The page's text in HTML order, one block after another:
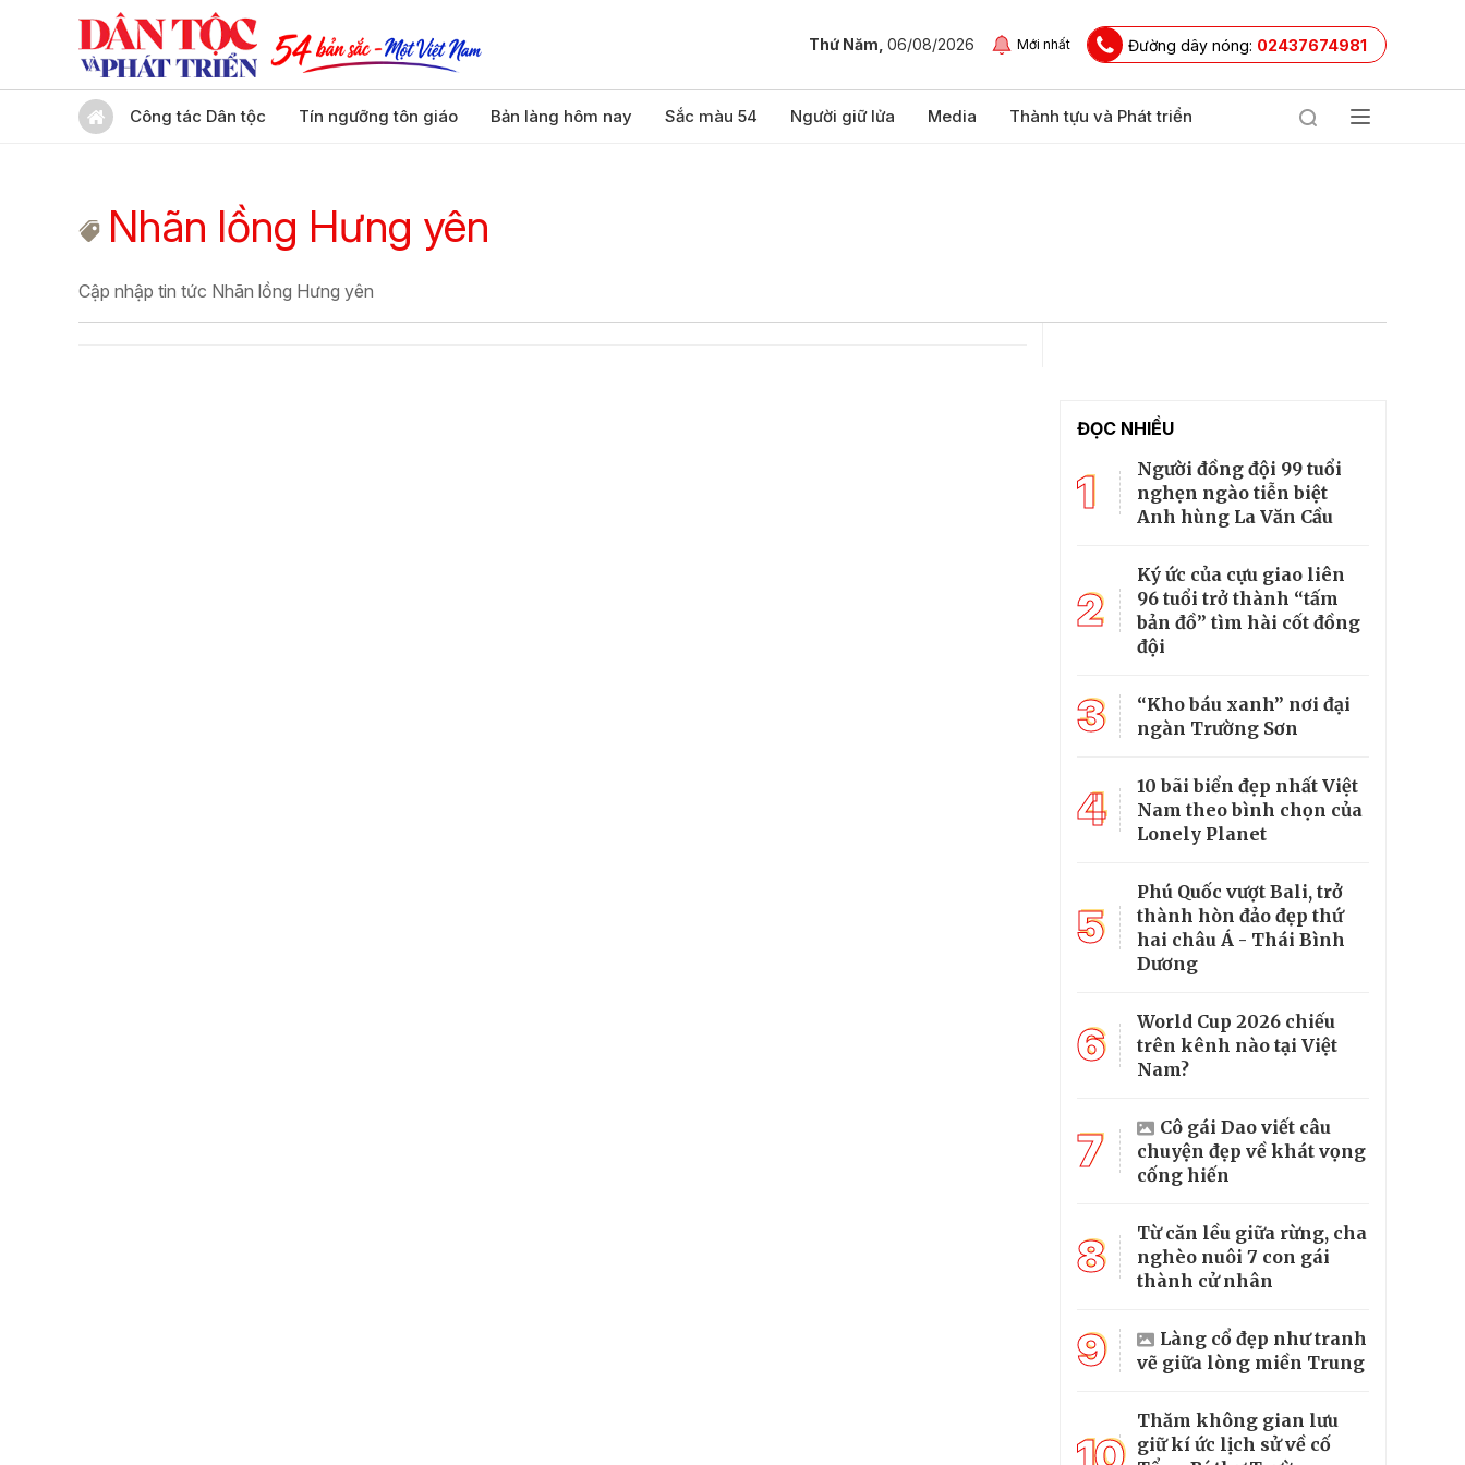
Thứ Năm, 06/08/2026 Mới nhất Đường dây nóng: 02437674981
Công tác Dân tộc Tín ngưỡng tôn giáo Bản làng hôm nay Sắc màu 54 Người giữ lửa Media Thành tựu và Phát triển
Nhãn lồng Hưng yên
Cập nhập tin tức Nhãn lồng Hưng yên
ĐỌC NHIỀU
1
Người đồng đội 99 tuổi
nghẹn ngào tiễn biệt
Anh hùng La Văn Cầu
2
Ký ức của cựu giao liên
96 tuổi trở thành “tấm
bản đồ” tìm hài cốt đồng
đội
3
“Kho báu xanh” nơi đại
ngàn Trường Sơn
4
10 bãi biển đẹp nhất Việt
Nam theo bình chọn của
Lonely Planet
5
Phú Quốc vượt Bali, trở
thành hòn đảo đẹp thứ
hai châu Á - Thái Bình
Dương
6
World Cup 2026 chiếu
trên kênh nào tại Việt
Nam?
7
Cô gái Dao viết câu
chuyện đẹp về khát vọng
cống hiến
8
Từ căn lều giữa rừng, cha
nghèo nuôi 7 con gái
thành cử nhân
9
Làng cổ đẹp như tranh
vẽ giữa lòng miền Trung
Thăm không gian lưu
giữ kí ức lịch sử về cố